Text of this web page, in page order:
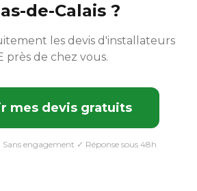
de-Calais ?
les devis d'installateurs
près de chez vous.
mes devis gratuits
engagement ✓ Réponse sous 48h